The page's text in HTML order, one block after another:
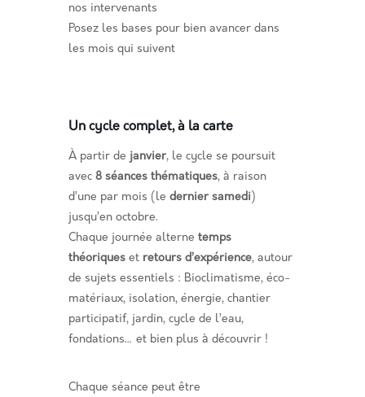
nos intervenants
Posez les bases pour bien avancer dans
les mois qui suivent
Un cycle complet, à la carte
À partir de janvier, le cycle se poursuit
avec 8 séances thématiques, à raison
d’une par mois (le dernier samedi )
jusqu’en octobre.
Chaque journée alterne temps
théoriques et retours d’expérience, autour
de sujets essentiels : Bioclimatisme, éco-
matériaux, isolation, énergie, chantier
participatif, jardin, cycle de l’eau,
fondations… et bien plus à découvrir !
Chaque séance peut être